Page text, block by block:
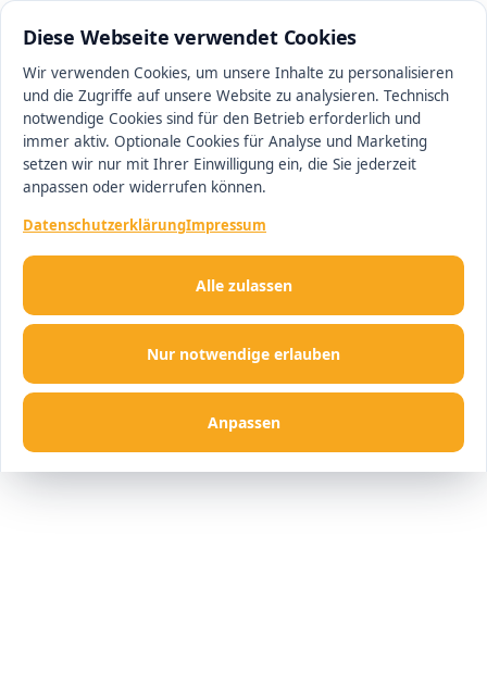
Diese Webseite verwendet Cookies
Wir verwenden Cookies, um unsere Inhalte zu personalisieren
und die Zugriffe auf unsere Website zu analysieren. Technisch
notwendige Cookies sind für den Betrieb erforderlich und
immer aktiv. Optionale Cookies für Analyse und Marketing
setzen wir nur mit Ihrer Einwilligung ein, die Sie jederzeit
anpassen oder widerrufen können.
DatenschutzerklärungImpressum
Nur notwendige erlauben
Anpassen
Alle zulassen